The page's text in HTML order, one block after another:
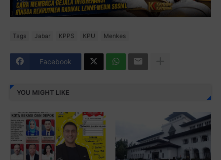
Tags Jabar KPPS KPU Menkes
Facebook
YOU MIGHT LIKE